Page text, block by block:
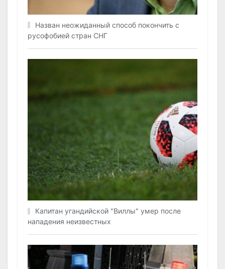
Назван неожиданный способ покончить с
русофобией стран СНГ
Капитан угандийской "Виллы" умер после
нападения неизвестных